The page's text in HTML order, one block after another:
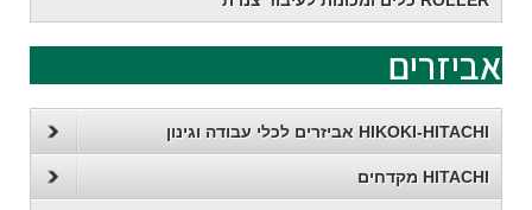
אביזרים
HIKOKI-HITACHI אביזרים לכלי עבודה וגינון
HITACHI מקדחים